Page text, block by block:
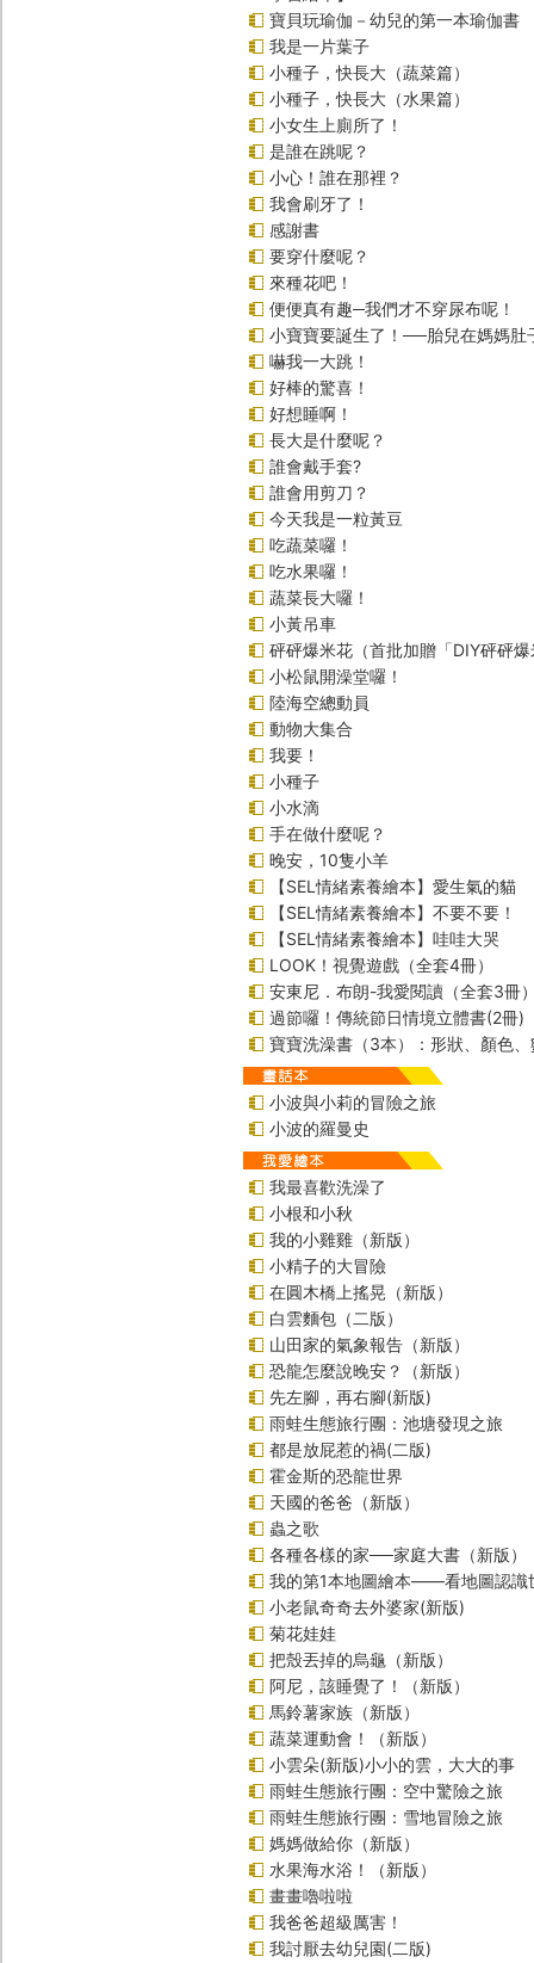
寶貝玩瑜伽－幼兒的第一本瑜伽書
我是一片葉子
小種子，快長大（蔬菜篇）
小種子，快長大（水果篇）
小女生上廁所了！
是誰在跳呢？
小心！誰在那裡？
我會刷牙了！
感謝書
要穿什麼呢？
來種花吧！
便便真有趣─我們才不穿尿布呢！
小寶寶要誕生了！──胎兒在媽媽肚
嚇我一大跳！
好棒的驚喜！
好想睡啊！
長大是什麼呢？
誰會戴手套?
誰會用剪刀？
今天我是一粒黃豆
吃蔬菜囉！
吃水果囉！
蔬菜長大囉！
小黃吊車
砰砰爆米花（首批加贈「DIY砰砰
小松鼠開澡堂囉！
陸海空總動員
動物大集合
我要！
小種子
小水滴
手在做什麼呢？
晚安，10隻小羊
【SEL情緒素養繪本】愛生氣的貓
【SEL情緒素養繪本】不要不要！
【SEL情緒素養繪本】哇哇大哭
LOOK！視覺遊戲（全套4冊）
安東尼．布朗-我愛閱讀（全套3冊
過節囉！傳統節日情境立體書(2冊)
寶寶洗澡書（3本）：形狀、顏色、
小波與小莉的冒險之旅
小波的羅曼史
我最喜歡洗澡了
小根和小秋
我的小雞雞（新版）
小精子的大冒險
在圓木橋上搖晃（新版）
白雲麵包（二版）
山田家的氣象報告（新版）
恐龍怎麼說晚安？（新版）
先左腳，再右腳(新版)
雨蛙生態旅行團：池塘發現之旅
都是放屁惹的禍(二版)
霍金斯的恐龍世界
天國的爸爸（新版）
蟲之歌
各種各樣的家──家庭大書（新版）
我的第1本地圖繪本――看地圖認識
小老鼠奇奇去外婆家(新版)
菊花娃娃
把殼丟掉的烏龜（新版）
阿尼，該睡覺了！（新版）
馬鈴薯家族（新版）
蔬菜運動會！（新版）
小雲朵(新版)小小的雲，大大的事
雨蛙生態旅行團：空中驚險之旅
雨蛙生態旅行團：雪地冒險之旅
媽媽做給你（新版）
水果海水浴！（新版）
畫畫嚕啦啦
我爸爸超級厲害！
我討厭去幼兒園(二版)